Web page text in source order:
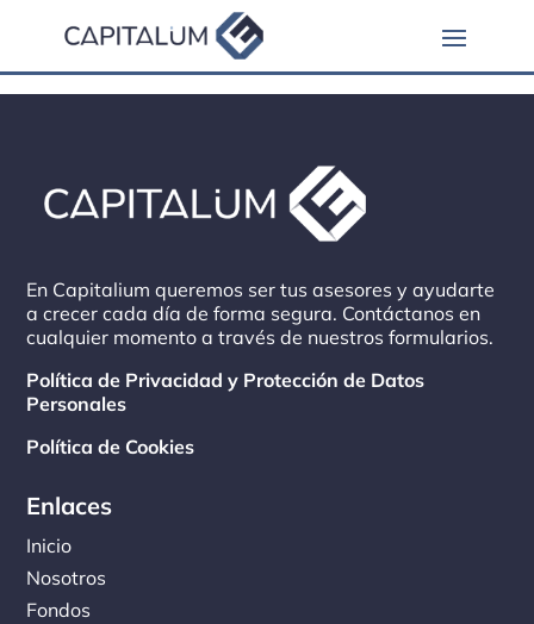
[wedocs]
En Capitalium queremos ser tus asesores y ayudarte
a crecer cada día de forma segura. Contáctanos en
cualquier momento a través de nuestros formularios.
Política de Privacidad y Protección de Datos
Personales
Política de Cookies
Enlaces
Inicio
Nosotros
Fondos